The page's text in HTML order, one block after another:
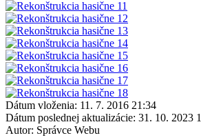
Dátum vloženia: 11. 7. 2016 21:34
Dátum poslednej aktualizácie: 31. 10. 2023
Autor: Správce Webu